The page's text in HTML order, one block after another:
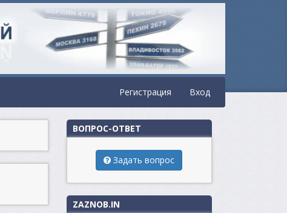
Регистрация Вход
ВОПРОС-ОТВЕТ
Задать вопрос
ZAZNOB.IN